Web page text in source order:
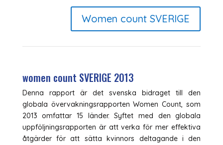
Women count SVERIGE
women count SVERIGE 2013
Denna rapport är det svenska bidraget till den
globala övervakningsrapporten Women Count, som
2013 omfattar 15 länder. Syftet med den globala
uppföljningsrapporten är att verka för mer effektiva
åtgärder för att sätta kvinnors deltagande i den